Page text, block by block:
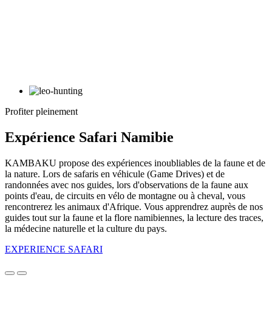
Profiter pleinement
Expérience Safari Namibie
KAMBAKU propose des expériences inoubliables de la faune et de
la nature. Lors de safaris en véhicule (Game Drives) et de
randonnées avec nos guides, lors d'observations de la faune aux
points d'eau, de circuits en vélo de montagne ou à cheval, vous
rencontrerez les animaux d'Afrique. Vous apprendrez auprès de nos
guides tout sur la faune et la flore namibiennes, la lecture des traces,
la médecine naturelle et la culture du pays.
EXPERIENCE SAFARI